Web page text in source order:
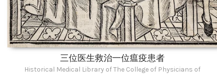
三位医生救治一位瘟疫患者
Historical Medical Library of The College of Physicians of